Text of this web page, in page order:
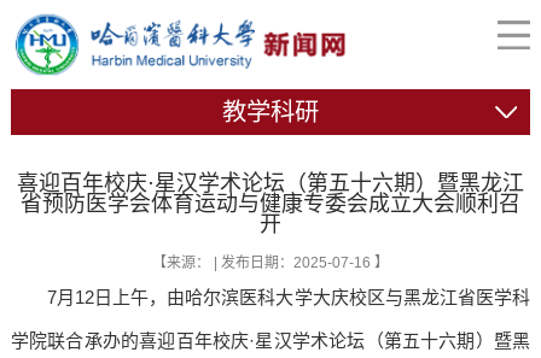
教学科研
喜迎百年校庆·星汉学术论坛（第五十六期）暨黑龙江
省预防医学会体育运动与健康专委会成立大会顺利召
开
【来源： | 发布日期：2025-07-16 】
7月12日上午，由哈尔滨医科大学大庆校区与黑龙江省医学科
学院联合承办的喜迎百年校庆·星汉学术论坛（第五十六期）暨黑